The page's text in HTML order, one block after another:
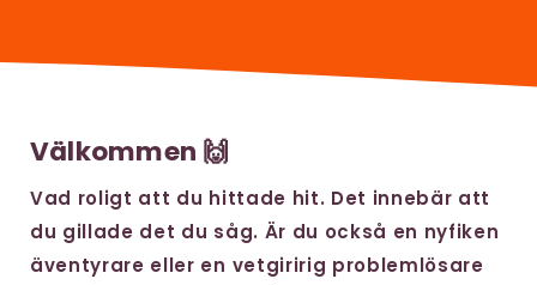
Välkommen 🙌
Vad roligt att du hittade hit. Det innebär att
du gillade det du såg. Är du också en nyfiken
äventyrare eller en vetgiririg problemlösare